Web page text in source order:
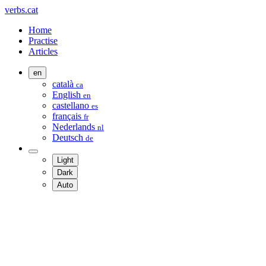
verbs.cat
Home
Practise
Articles
en
català ca
English en
castellano es
français fr
Nederlands nl
Deutsch de
Light
Dark
Auto